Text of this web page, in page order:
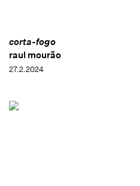
corta-fogo
raul mourão
27.2.2024